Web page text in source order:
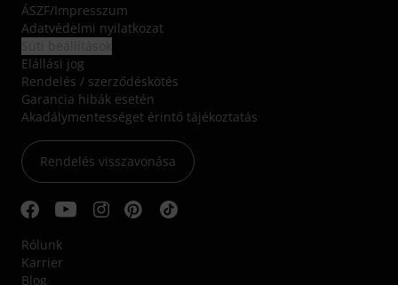
ÁSZF/Impresszum
Adatvédelmi nyilatkozat
Elállási jog
Rendelés / szerződéskötés
Garancia hibák esetén
Akadálymentességet érintő tájékoztatás
Rendelés visszavonása
Rólunk
Karrier
Blog